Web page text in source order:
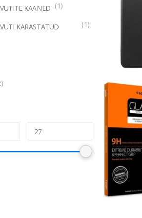
KAANED (1)
KARASTATUD
(1)
)